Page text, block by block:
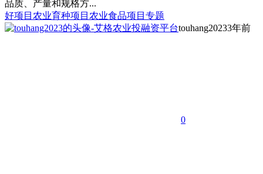
品质、产量和规格方...
好项目 农业育种项目 农业食品项目专题
touhang20233年前
0